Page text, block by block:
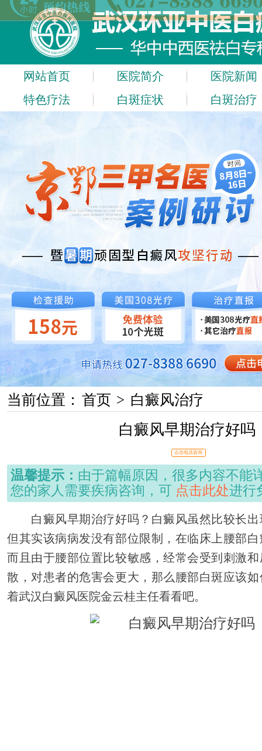
网站首页 医院简介
医院新闻
特色疗法
白斑症状 白斑治疗
当前位置： 首页 > 白癜风治疗
白癜风早期治疗好吗
点击电话咨询
温馨提示： 由于篇幅原因，很多内容不能
您的家人需要疾病咨询，可 点击此处进行
白癜风早期治疗好吗？白癜风虽然比较长出
但其实该病病发没有部位限制，在临床上腰部
而且由于腰部位置比较敏感，经常会受到刺激
散，对患者的危害会更大，那么腰部白斑应该
着武汉白癜风医院金云桂主任看看吧。